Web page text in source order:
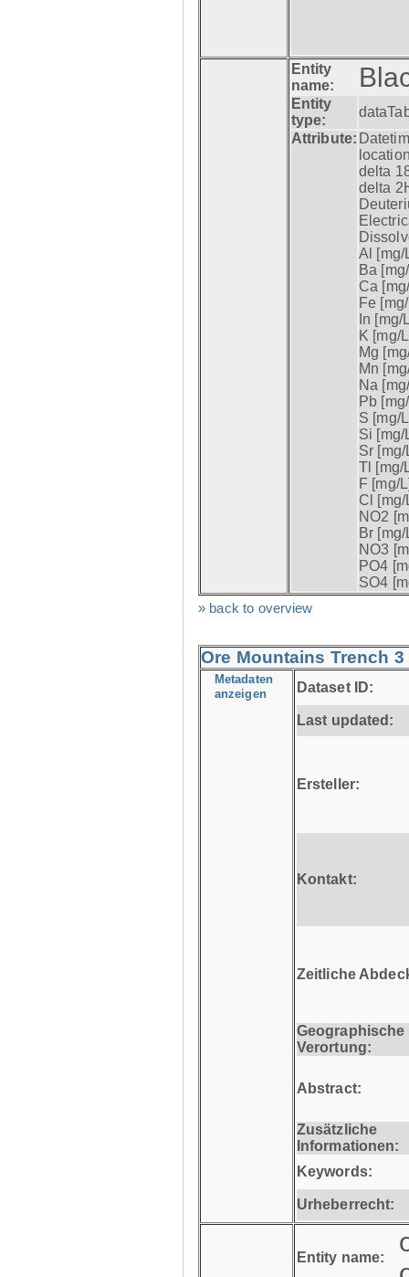
Entity
name:
Entity
type:
Attribute:
delta
delta
Al [mg/
Ba
Ca
Fe
In [mg/
K [mg/
Mg
Mn
Na
Pb
S [mg/
Si [mg/
Sr [mg/
Tl [mg/
F [mg/
Cl [mg/
NO2
Br [mg/
NO3
PO4
SO4
» back to overview
Ore Mountains Trench
Metadaten
anzeigen Dataset ID:
Last updated:
Ersteller:
Kontakt:
Zeitliche
Geographische
Verortung:
Abstract:
Zusätzliche
Informationen:
Keywords:
Urheberrecht:
Entity name: